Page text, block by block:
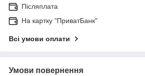
Післяплата
На картку "ПриватБанк"
Всі умови оплати
Умови повернення